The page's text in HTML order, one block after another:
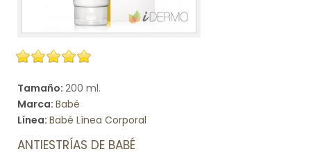
Tamaño: 200 ml.
Marca: Babé
Línea: Babé Línea Corporal
ANTIESTRÍAS DE BABÉ